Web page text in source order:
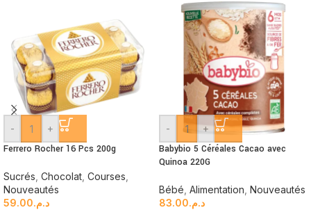
- +
Ferrero Rocher 16 Pcs 200g
Sucrés Chocolat Courses
Nouveautés
د.م.59.00
- +
Babybio 5 Céréales Cacao avec
Quinoa 220G
Bébé Alimentation Nouveautés
د.م.83.00